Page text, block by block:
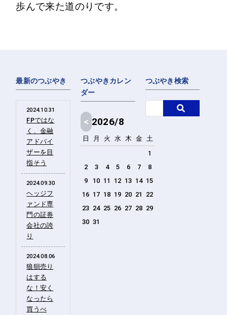
歩んで来た道のりです。
最新のつぶやき
2024.10.31
FPではな
く、金融
アドバイ
ザーを目
指そう
2024.09.30
ヘッジフ
ァンド専
門の証券
会社の誇
り
2024.08.06
狼狽売り
はする
な！安く
なったら
買うべ
つぶやきカレン
ダー
< 2026/8
日 月 火 水 木 金 土
1
2
3 4 5 6 7
8
9
10 11 12 13 14 15
16 17 18 19 20 21
22
23 24 25 26 27 28 29
30 31
つぶやき検索